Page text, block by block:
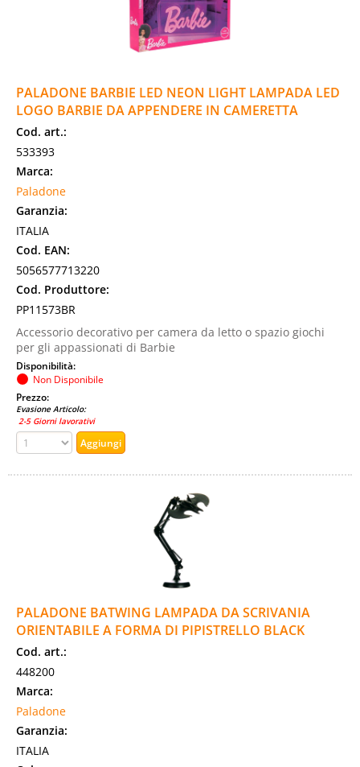
PALADONE BARBIE LED NEON LIGHT LAMPADA LED
LOGO BARBIE DA APPENDERE IN CAMERETTA
Cod. art.:
533393
Marca:
Paladone
Garanzia:
ITALIA
Cod. EAN:
5056577713220
Cod. Produttore:
PP11573BR
Accessorio decorativo per camera da letto o spazio giochi
per gli appassionati di Barbie
Disponibilità:
Non Disponibile
Prezzo:
Evasione Articolo:
2-5 Giorni lavorativi
PALADONE BATWING LAMPADA DA SCRIVANIA
ORIENTABILE A FORMA DI PIPISTRELLO BLACK
Cod. art.:
448200
Marca:
Paladone
Garanzia:
ITALIA